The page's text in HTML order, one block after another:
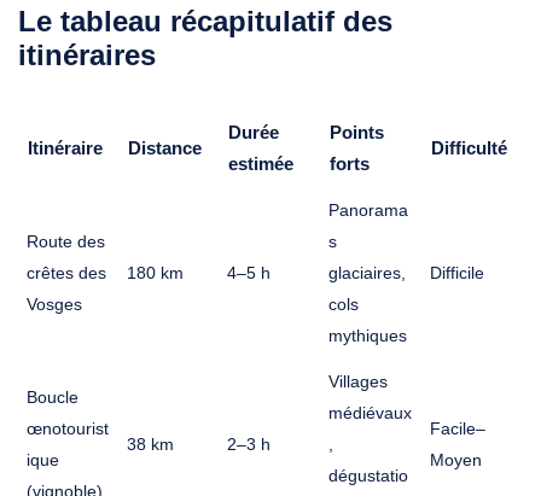
Le tableau récapitulatif des
itinéraires
Itinéraire Distance
Durée
estimée
Points
forts
Difficulté
Route des
crêtes des
Vosges
180 km 4–5 h
Panorama
s
glaciaires,
cols
mythiques
Difficile
Boucle
œnotourist
ique
(vignoble)
38 km 2–3 h
Villages
médiévaux
,
dégustatio
Facile–
Moyen